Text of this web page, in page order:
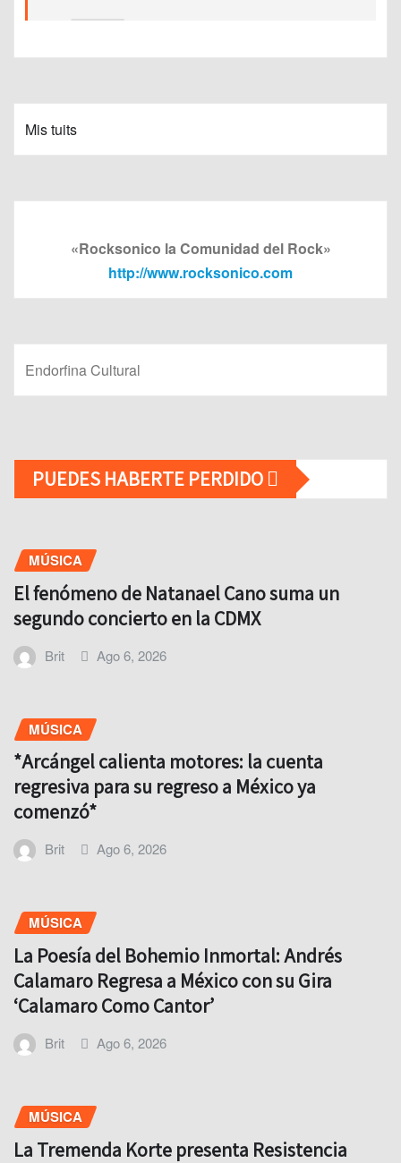
Mis tuits
«Rocksonico la Comunidad del Rock»
http://www.rocksonico.com
Endorfina Cultural
PUEDES HABERTE PERDIDO
MÚSICA
El fenómeno de Natanael Cano suma un
segundo concierto en la CDMX
Brit Ago 6, 2026
MÚSICA
*Arcángel calienta motores: la cuenta
regresiva para su regreso a México ya
comenzó*
Brit Ago 6, 2026
MÚSICA
La Poesía del Bohemio Inmortal: Andrés
Calamaro Regresa a México con su Gira
‘Calamaro Como Cantor’
Brit Ago 6, 2026
MÚSICA
La Tremenda Korte presenta Resistencia